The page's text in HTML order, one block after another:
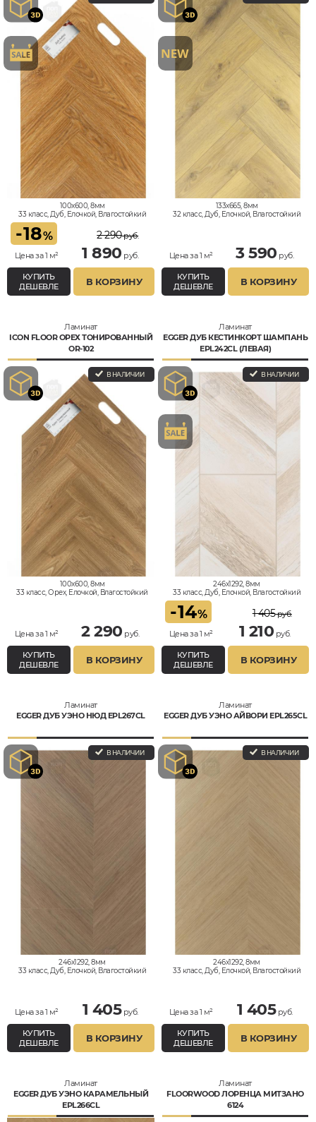
100x600, 8мм
33 класс, Дуб, Елочкой, Влагостойкий
-18%
Цена за 1 м²
2 290руб.
1 890 руб.
КУПИТЬ
ДЕШЕВЛЕ
В КОРЗИНУ
133x665, 8мм
32 класс, Дуб, Елочкой, Влагостойкий
Цена за 1 м² 3 590 руб.
КУПИТЬ
ДЕШЕВЛЕ
В КОРЗИНУ
Ламинат
ICON FLOOR ОРЕХ ТОНИРОВАННЫЙ
OR-102
В НАЛИЧИИ
100x600, 8мм
33 класс, Орех, Елочкой, Влагостойкий
Цена за 1 м² 2 290 руб.
КУПИТЬ
ДЕШЕВЛЕ
В КОРЗИНУ
Ламинат
EGGER ДУБ КЕСТИНКОРТ ШАМПАНЬ
EPL242CL (ЛЕВАЯ)
В НАЛИЧИИ
246x1292, 8мм
33 класс, Дуб, Елочкой, Влагостойкий
-14%
Цена за 1 м²
1 405руб.
1 210 руб.
КУПИТЬ
ДЕШЕВЛЕ
В КОРЗИНУ
Ламинат
EGGER ДУБ УЭНО НЮД EPL267CL
В НАЛИЧИИ
246x1292, 8мм
33 класс, Дуб, Елочкой, Влагостойкий
Цена за 1 м² 1 405руб.
КУПИТЬ
ДЕШЕВЛЕ
В КОРЗИНУ
Ламинат
EGGER ДУБ УЭНО АЙВОРИ EPL265CL
В НАЛИЧИИ
246x1292, 8мм
33 класс, Дуб, Елочкой, Влагостойкий
Цена за 1 м² 1 405руб.
КУПИТЬ
ДЕШЕВЛЕ
В КОРЗИНУ
Ламинат
EGGER ДУБ УЭНО КАРАМЕЛЬНЫЙ
EPL266CL
Ламинат
FLOORWOOD ЛОРЕНЦА МИТЗАНО
6124